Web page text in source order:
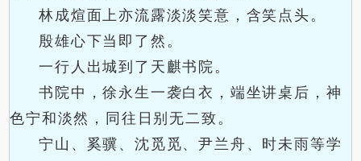
林成煊面上亦流露淡淡笑意，含笑点头。
殷雄心下当即了然。
一行人出城到了天麒书院。
书院中，徐永生一袭白衣，端坐讲桌后，神
色宁和淡然，同往日别无二致。
宁山、奚骥、沈觅觅、尹兰舟、时未雨等学